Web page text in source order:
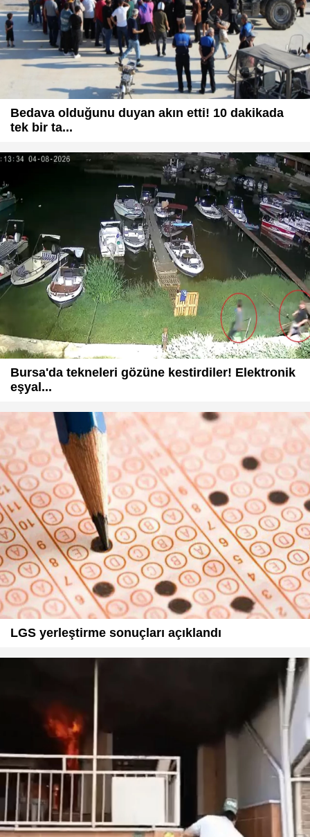
Bedava olduğunu duyan akın etti! 10 dakikada
tek bir ta...
Bursa'da tekneleri gözüne kestirdiler! Elektronik
eşyal...
LGS yerleştirme sonuçları açıklandı